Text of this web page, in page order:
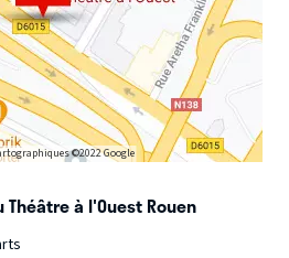
©2022 Google
à l'Ouest Rouen